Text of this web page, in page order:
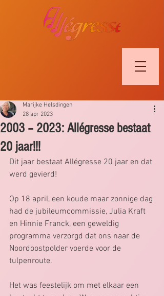
2003 – 2023: Allégresse bestaat
20 jaar!!!
Marijke Helsdingen
28 apr 2023
Dit jaar bestaat Allégresse 20 jaar en dat
werd gevierd!
Op 18 april, een koude maar zonnige dag
had de jubileumcommissie, Julia Kraft
en Hinnie Franck, een geweldig
programma verzorgd dat ons naar de
Noordoostpolder voerde voor de
tulpenroute.
Het was feestelijk om met elkaar een